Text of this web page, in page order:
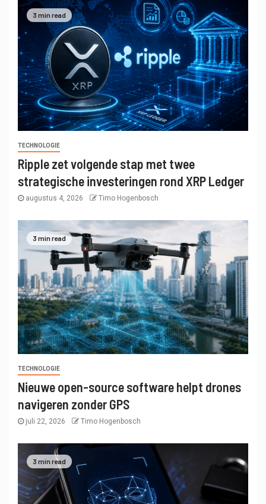
3 min read
TECHNOLOGIE
Ripple zet volgende stap met twee
strategische investeringen rond XRP Ledger
augustus 4, 2026 Timo Hogenbosch
3 min read
TECHNOLOGIE
Nieuwe open-source software helpt drones
navigeren zonder GPS
juli 22, 2026 Timo Hogenbosch
3 min read